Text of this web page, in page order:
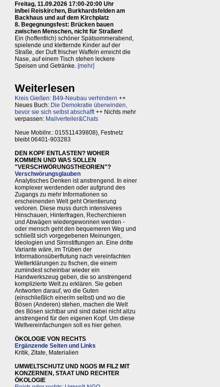
Freitag, 11.09.2026 17:00-20:00 Uhr
in/bei Reiskirchen, Burkhardsfelden am
Backhaus und auf dem Kirchplatz
8. Begegnungsfest: Brücken bauen
zwischen Menschen, nicht für Straßen!
Ein (hoffentlich) schöner Spätsommerabend,
spielende und kletternde Kinder auf der
Straße, der Duft frischer Waffeln erreicht die
Nase, auf einem Tisch stehen leckere
Speisen und Getränke. [mehr]
Weiterlesen
Kreis Gießen: B49-Neubau verhindern ++
Neues Buch: Die Demokratie überwinden,
bevor sie sich selbst abschafft++ Nichts mehr
verpassen: Mailverteiler&Chats
Neue Mobilnr.: 015511439808), Festnetz
bleibt 06401-903283
DEN KOPF ENTLASTEN? WOHER
KOMMEN UND WAS SOLLEN
"VERSCHWÖRUNGSTHEORIEN"?
Verschwörungsglauben
Analytisches Denken ist anstrengend. In einer
komplexer werdenden oder aufgrund des
Zugangs zu mehr Informationen so
erscheinenden Welt geht Orientierung
verloren. Diese muss durch intensiveres
Hinschauen, Hinterfragen, Recherchieren
und Abwägen wiedergewonnen werden -
oder mensch geht den bequemeren Weg und
schließt sich vorgegebenen Meinungen,
Ideologien und Sinnstiftungen an. Eine dritte
Variante wäre, im Trüben der
Informationsüberflutung nach vereinfachten
Welterklärungen zu fischen, die einem
zumindest scheinbar wieder ein
Handwerkszeug geben, die so anstrengend
komplizierte Welt zu erklären. Sie geben
Antworten darauf, wo die Guten
(einschließlich einer/m selbst) und wo die
Bösen (Anderen) stehen, machen die Welt
des Bösen sichtbar und sind dabei nicht allzu
anstrengend für den eigenen Kopf. Um diese
Weltvereinfachungen soll es hier gehen.
ÖKOLOGIE VON RECHTS
Ergänzende Seiten und Links
Kritik, Zitate, Materialien
UMWELTSCHUTZ UND NGOS IM FILZ MIT
KONZERNEN, STAAT UND RECHTER
ÖKOLOGIE